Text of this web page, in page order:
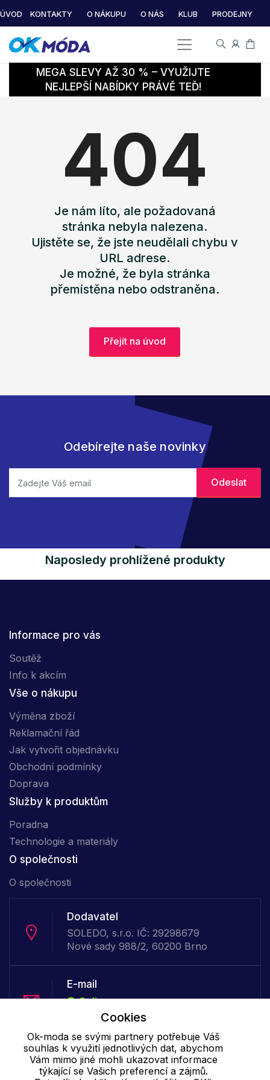
ÚVOD KONTAKTY O NÁKUPU O NÁS KLUB PRODEJNY
MEGA SLEVY AŽ 30 % – VYUŽIJTE
NEJLEPŠÍ NABÍDKY PRÁVĚ TEĎ!
404
Je nám líto, ale požadovaná
stránka nebyla nalezena.
Ujistěte se, že jste neudělali chybu v
URL adrese.
Je možné, že byla stránka
přemístěna nebo odstraněna.
Přejít na úvod
Odebírejte naše novinky
Naposledy prohlížené produkty
Informace pro vás
Soutěž
Info k akcím
Vše o nákupu
Výměna zboží
Reklamační řád
Jak vytvořit objednávku
Obchodní podmínky
Doprava
Služby k produktům
Poradna
Technologie a materiály
O společnosti
O společnosti
Dodavatel
SOLEDO, s.r.o. IČ: 29298679
Nové sady 988/2, 60200 Brno
E-mail
Online
info@ok-moda.cz
Telefon :
Offline
Cookies
Ok-moda se svými partnery potřebuje Váš
souhlas k využití jednotlivých dat, abychom
Vám mimo jiné mohli ukazovat informace
týkající se Vašich preferencí a zájmů.